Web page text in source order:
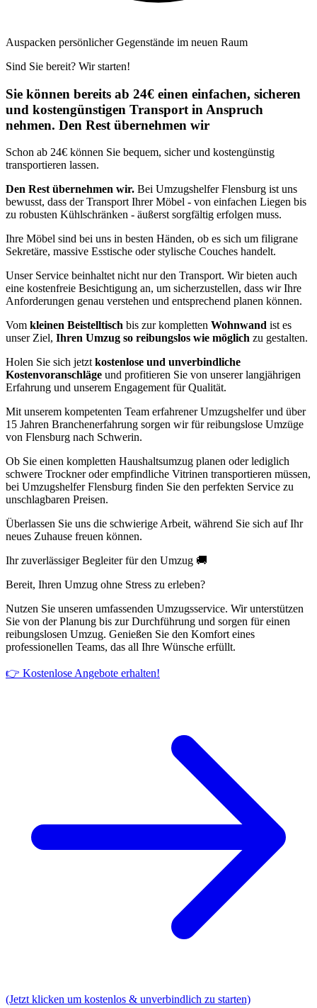
Auspacken persönlicher Gegenstände im neuen Raum
Sind Sie bereit? Wir starten!
Sie können bereits ab 24€ einen einfachen, sicheren
und kostengünstigen Transport in Anspruch
nehmen. Den Rest übernehmen wir
Schon ab 24€ können Sie bequem, sicher und kostengünstig
transportieren lassen.
Den Rest übernehmen wir. Bei Umzugshelfer Flensburg ist uns
bewusst, dass der Transport Ihrer Möbel - von einfachen Liegen bis
zu robusten Kühlschränken - äußerst sorgfältig erfolgen muss.
Ihre Möbel sind bei uns in besten Händen, ob es sich um filigrane
Sekretäre, massive Esstische oder stylische Couches handelt.
Unser Service beinhaltet nicht nur den Transport. Wir bieten auch
eine kostenfreie Besichtigung an, um sicherzustellen, dass wir Ihre
Anforderungen genau verstehen und entsprechend planen können.
Vom kleinen Beistelltisch bis zur kompletten Wohnwand ist es
unser Ziel, Ihren Umzug so reibungslos wie möglich zu gestalten.
Holen Sie sich jetzt kostenlose und unverbindliche
Kostenvoranschläge und profitieren Sie von unserer langjährigen
Erfahrung und unserem Engagement für Qualität.
Mit unserem kompetenten Team erfahrener Umzugshelfer und über
15 Jahren Branchenerfahrung sorgen wir für reibungslose Umzüge
von Flensburg nach Schwerin.
Ob Sie einen kompletten Haushaltsumzug planen oder lediglich
schwere Trockner oder empfindliche Vitrinen transportieren müssen,
bei Umzugshelfer Flensburg finden Sie den perfekten Service zu
unschlagbaren Preisen.
Überlassen Sie uns die schwierige Arbeit, während Sie sich auf Ihr
neues Zuhause freuen können.
Ihr zuverlässiger Begleiter für den Umzug 🚚
Bereit, Ihren Umzug ohne Stress zu erleben?
Nutzen Sie unseren umfassenden Umzugsservice. Wir unterstützen
Sie von der Planung bis zur Durchführung und sorgen für einen
reibungslosen Umzug. Genießen Sie den Komfort eines
professionellen Teams, das all Ihre Wünsche erfüllt.
👉 Kostenlose Angebote erhalten!
(Jetzt klicken um kostenlos & unverbindlich zu starten)